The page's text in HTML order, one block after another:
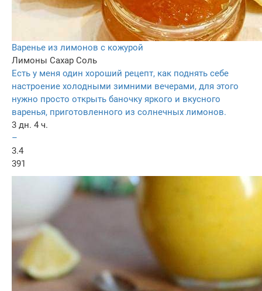
Варенье из лимонов с кожурой
Лимоны Сахар Соль
Есть у меня один хороший рецепт, как поднять себе
настроение холодными зимними вечерами, для этого
нужно просто открыть баночку яркого и вкусного
варенья, приготовленного из солнечных лимонов.
3 дн. 4 ч.
–
3.4
391